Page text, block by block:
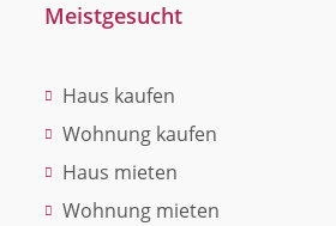
Meistgesucht
Haus kaufen
Wohnung kaufen
Haus mieten
Wohnung mieten